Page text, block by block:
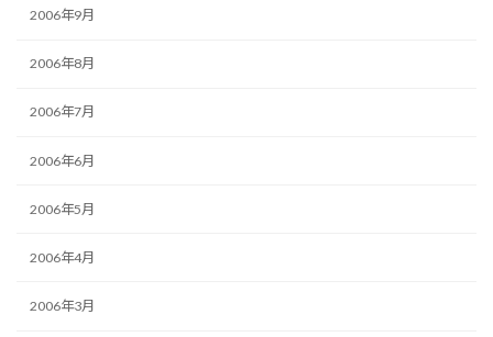
2006年9月
2006年8月
2006年7月
2006年6月
2006年5月
2006年4月
2006年3月